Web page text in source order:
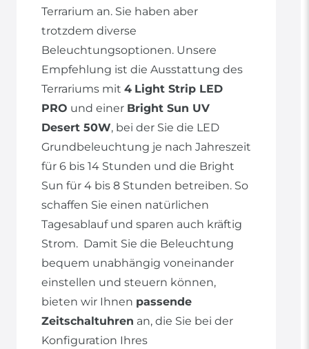
Terrarium an. Sie haben aber
trotzdem diverse
Beleuchtungsoptionen. Unsere
Empfehlung ist die Ausstattung des
Terrariums mit 4 Light Strip LED
PRO und einer Bright Sun UV
Desert 50W, bei der Sie die LED
Grundbeleuchtung je nach Jahreszeit
für 6 bis 14 Stunden und die Bright
Sun für 4 bis 8 Stunden betreiben. So
schaffen Sie einen natürlichen
Tagesablauf und sparen auch kräftig
Strom. Damit Sie die Beleuchtung
bequem unabhängig voneinander
einstellen und steuern können,
bieten wir Ihnen passende
Zeitschaltuhren an, die Sie bei der
Konfiguration Ihres